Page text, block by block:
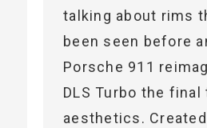
talking about rims
been seen before
Porsche 911
DLS Turbo the
aesthetics.